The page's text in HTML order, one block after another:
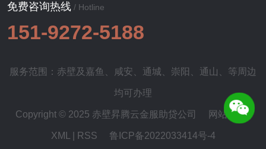
免费咨询热线 / Hotline
151-9272-5188
服务范围：赤壁及 嘉鱼 咸安 通城 崇阳 通山 、等周边
均可办理
Copyright © 2025 赤壁昇腾云金服助贷公司 网站地图|
XML RSS 鲁ICP备2022033414号-4